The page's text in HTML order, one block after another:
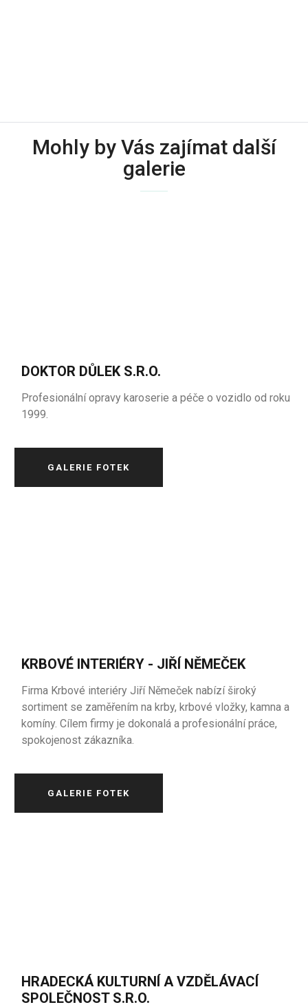
Mohly by Vás zajímat další
galerie
DOKTOR DŮLEK S.R.O.
Profesionální opravy karoserie a péče o vozidlo od roku
1999.
GALERIE FOTEK
KRBOVÉ INTERIÉRY - JIŘÍ NĚMEČEK
Firma Krbové interiéry Jiří Němeček nabízí široký
sortiment se zaměřením na krby, krbové vložky, kamna a
komíny. Cílem firmy je dokonalá a profesionální práce,
spokojenost zákazníka.
GALERIE FOTEK
HRADECKÁ KULTURNÍ A VZDĚLÁVACÍ
SPOLEČNOST S.R.O.